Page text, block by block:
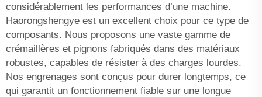
considérablement les performances d’une machine.
Haorongshengye est un excellent choix pour ce type de
composants. Nous proposons une vaste gamme de
crémaillères et pignons fabriqués dans des matériaux
robustes, capables de résister à des charges lourdes.
Nos engrenages sont conçus pour durer longtemps, ce
qui garantit un fonctionnement fiable sur une longue